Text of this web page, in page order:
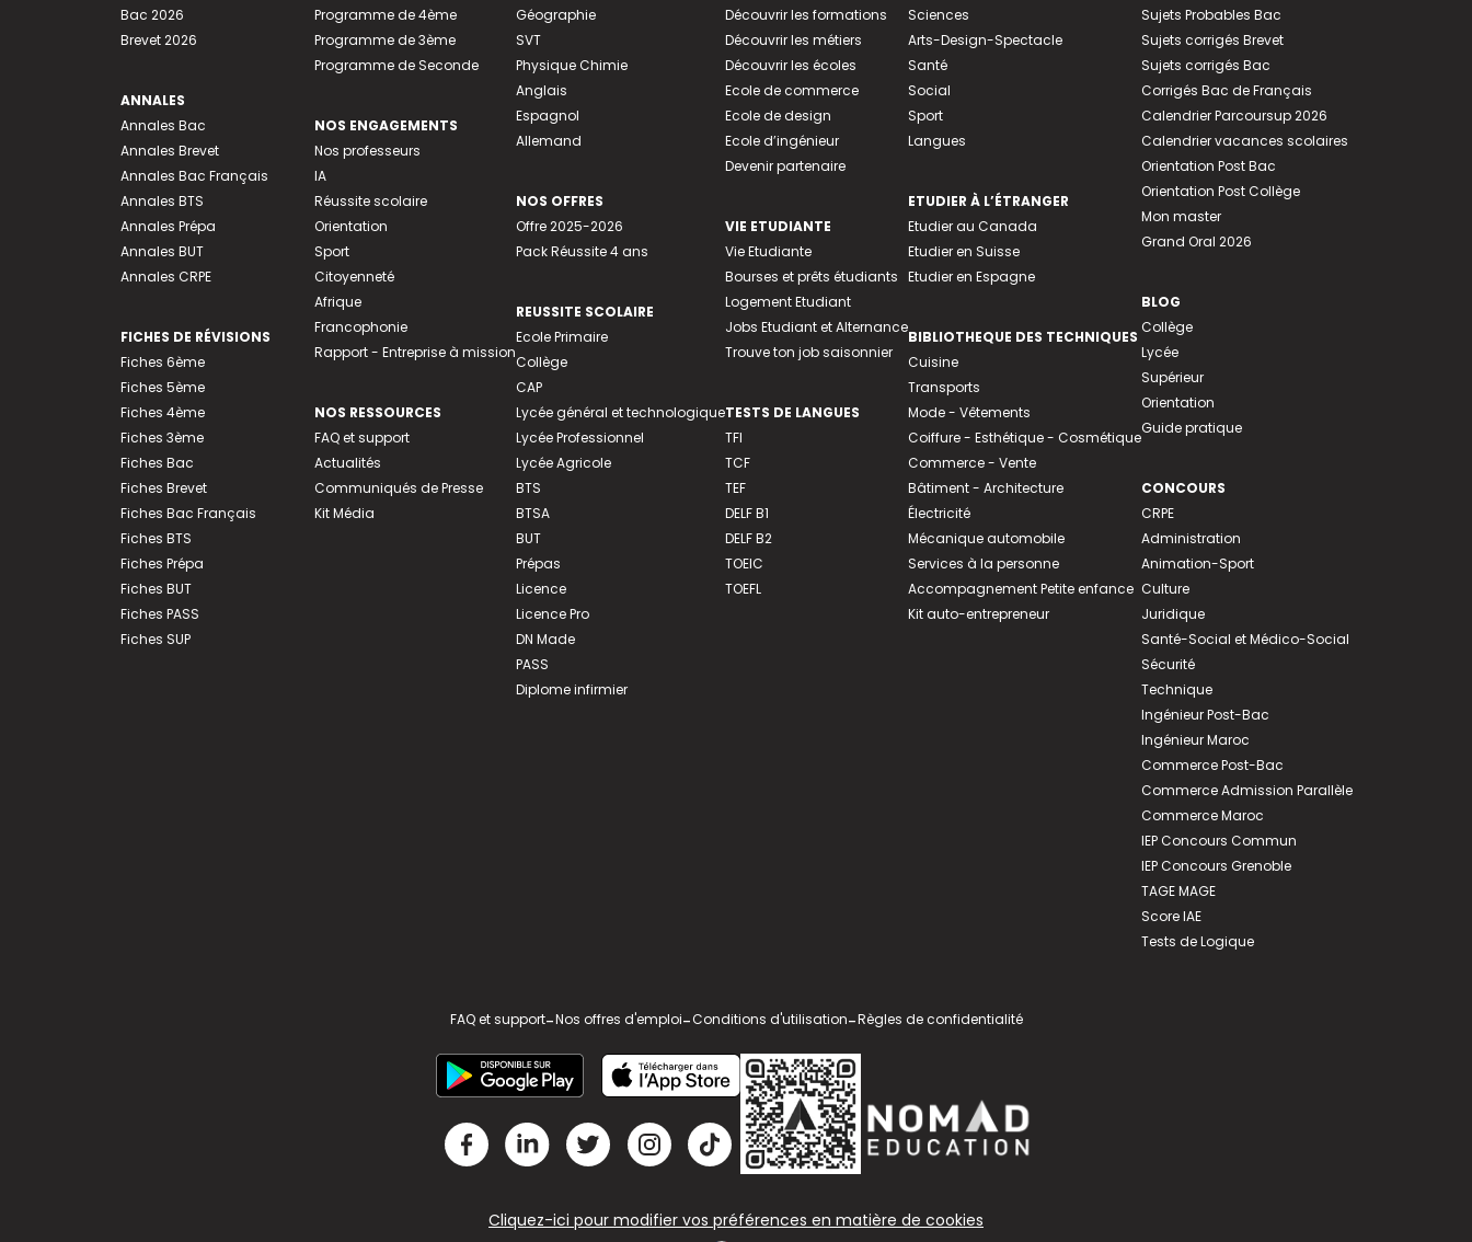
Bac 2026
Brevet 2026
ANNALES
Annales Bac
Annales Brevet
Annales Bac Français
Annales BTS
Annales Prépa
Annales BUT
Annales CRPE
FICHES DE RÉVISIONS
Fiches 6ème
Fiches 5ème
Fiches 4ème
Fiches 3ème
Fiches Bac
Fiches Brevet
Fiches Bac Français
Fiches BTS
Fiches Prépa
Fiches BUT
Fiches PASS
Fiches SUP
Programme de 4ème
Programme de 3ème
Programme de Seconde
NOS ENGAGEMENTS
Nos professeurs
IA
Réussite scolaire
Orientation
Sport
Citoyenneté
Afrique
Francophonie
Rapport - Entreprise à mission
NOS RESSOURCES
FAQ et support
Actualités
Communiqués de Presse
Kit Média
Géographie
SVT
Physique Chimie
Anglais
Espagnol
Allemand
NOS OFFRES
Offre 2025-2026
Pack Réussite 4 ans
REUSSITE SCOLAIRE
Ecole Primaire
Collège
CAP
Lycée général et technologique
Lycée Professionnel
Lycée Agricole
BTS
BTSA
BUT
Prépas
Licence
Licence Pro
DN Made
PASS
Diplome infirmier
Découvrir les formations
Découvrir les métiers
Découvrir les écoles
Ecole de commerce
Ecole de design
Ecole d’ingénieur
Devenir partenaire
VIE ETUDIANTE
Vie Etudiante
Bourses et prêts étudiants
Logement Etudiant
Jobs Etudiant et Alternance
Trouve ton job saisonnier
TESTS DE LANGUES
TFI
TCF
TEF
DELF B1
DELF B2
TOEIC
TOEFL
Sciences
Arts-Design-Spectacle
Santé
Social
Sport
Langues
ETUDIER À L’ÉTRANGER
Etudier au Canada
Etudier en Suisse
Etudier en Espagne
BIBLIOTHEQUE DES TECHNIQUES
Cuisine
Transports
Mode - Vêtements
Coiffure - Esthétique - Cosmétique
Commerce - Vente
Bâtiment - Architecture
Électricité
Mécanique automobile
Services à la personne
Accompagnement Petite enfance
Kit auto-entrepreneur
Sujets Probables Bac
Sujets corrigés Brevet
Sujets corrigés Bac
Corrigés Bac de Français
Calendrier Parcoursup 2026
Calendrier vacances scolaires
Orientation Post Bac
Orientation Post Collège
Mon master
Grand Oral 2026
BLOG
Collège
Lycée
Supérieur
Orientation
Guide pratique
CONCOURS
CRPE
Administration
Animation-Sport
Culture
Juridique
Santé-Social et Médico-Social
Sécurité
Technique
Ingénieur Post-Bac
Ingénieur Maroc
Commerce Post-Bac
Commerce Admission Parallèle
Commerce Maroc
IEP Concours Commun
IEP Concours Grenoble
TAGE MAGE
Score IAE
Tests de Logique
FAQ et support-Nos offres d'emploi-Conditions d'utilisation-Règles de confidentialité
Cliquez-ici pour modifier vos préférences en matière de cookies